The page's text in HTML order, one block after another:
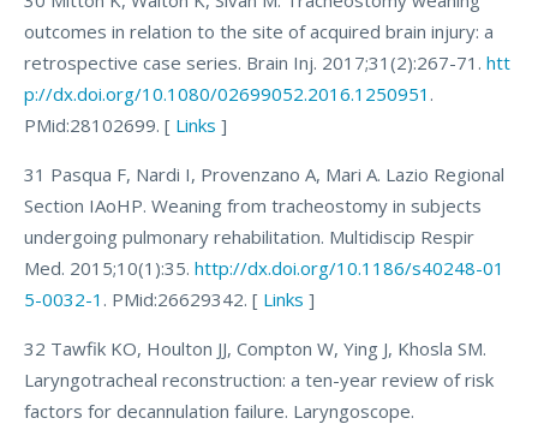
outcomes in relation to the site of acquired brain injury: a
retrospective case series. Brain Inj. 2017;31(2):267-71. htt
p://dx.doi.org/10.1080/02699052.2016.1250951 .
PMid:28102699. [ Links ]
31 Pasqua F, Nardi I, Provenzano A, Mari A. Lazio Regional
Section IAoHP. Weaning from tracheostomy in subjects
undergoing pulmonary rehabilitation. Multidiscip Respir
Med. 2015;10(1):35. http://dx.doi.org/10.1186/s40248-01
5-0032-1 . PMid:26629342. [ Links ]
32 Tawfik KO, Houlton JJ, Compton W, Ying J, Khosla SM.
Laryngotracheal reconstruction: a ten-year review of risk
factors for decannulation failure. Laryngoscope.